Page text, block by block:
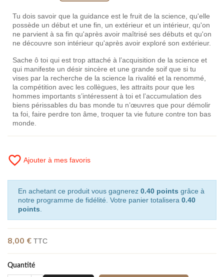
Tu dois savoir que la guidance est le fruit de la science, qu'elle
possède un début et une fin, un extérieur et un intérieur, qu'on
ne parvient à sa fin qu'après avoir maîtrisé ses débuts et qu'on
ne découvre son intérieur qu'après avoir exploré son extérieur.
Sache ô toi qui est trop attaché à l’acquisition de la science et
qui manifeste un désir sincère et une grande soif que si tu
vises par la recherche de la science la rivalité et la renommé,
la compétition avec les collègues, les attraits pour que les
hommes importants s’intéressent à toi et l’accumulation des
biens périssables du bas monde tu n’œuvres que pour démolir
ta foi, faire perdre ton âme, troquer ta vie future contre ton bas
monde.
favorite_border Ajouter à mes favoris
En achetant ce produit vous gagnerez 0.40 points grâce à
notre programme de fidélité. Votre panier totalisera 0.40
points
8,00 € TTC
Quantité